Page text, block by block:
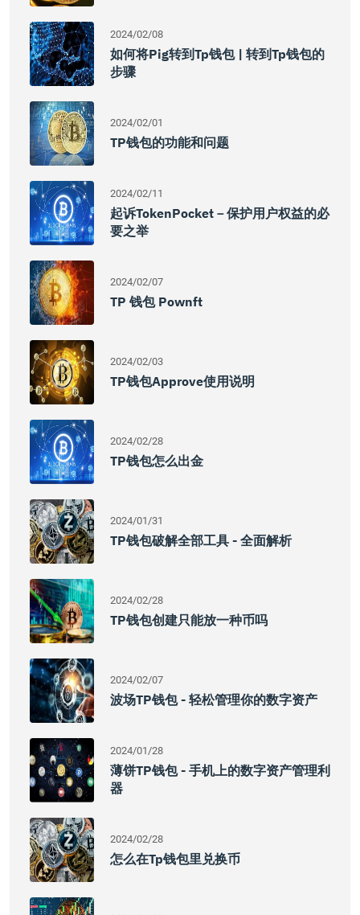
2024/02/08
如何将pig转到tp钱包 | 转到tp钱包的
步骤
2024/02/01
TP钱包的功能和问题
2024/02/11
起诉TokenPocket－保护用户权益的必
要之举
2024/02/07
TP 钱包 Pownft
2024/02/03
TP钱包approve使用说明
2024/02/28
TP钱包怎么出金
2024/01/31
TP钱包破解全部工具 - 全面解析
2024/02/28
TP钱包创建只能放一种币吗
2024/02/07
波场TP钱包 - 轻松管理你的数字资产
2024/01/28
薄饼TP钱包 - 手机上的数字资产管理利
器
2024/02/28
怎么在tp钱包里兑换币